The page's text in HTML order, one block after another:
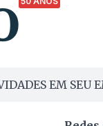
EM SEU